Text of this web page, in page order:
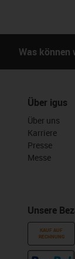
Was können
Über igus
Über uns
Karriere
Presse
Messe
Unsere
KAUF AUF
RECHNUNG